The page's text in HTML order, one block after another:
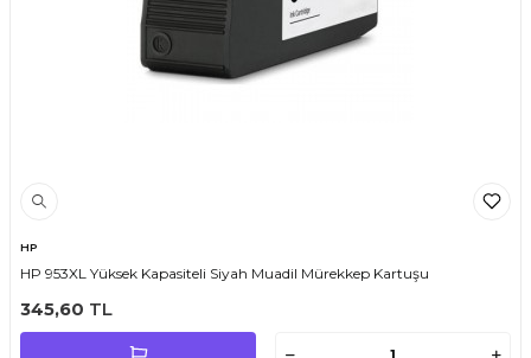
HP
HP 953XL Yüksek Kapasiteli Siyah Muadil Mürekkep Kartuşu
345,60 TL